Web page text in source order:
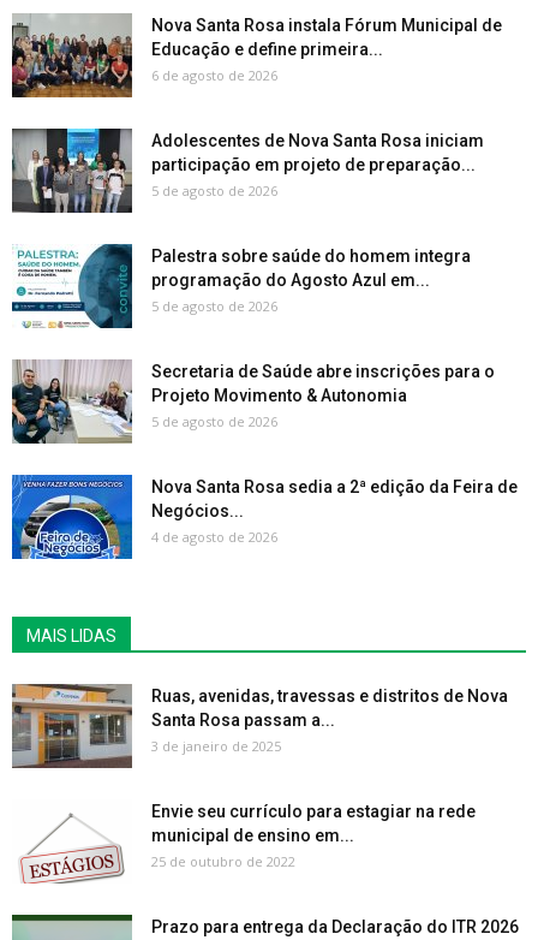
Nova Santa Rosa instala Fórum Municipal de
Educação e define primeira...
6 de agosto de 2026
Adolescentes de Nova Santa Rosa iniciam
participação em projeto de preparação...
5 de agosto de 2026
Palestra sobre saúde do homem integra
programação do Agosto Azul em...
5 de agosto de 2026
Secretaria de Saúde abre inscrições para o
Projeto Movimento & Autonomia
5 de agosto de 2026
Nova Santa Rosa sedia a 2ª edição da Feira de
Negócios...
4 de agosto de 2026
MAIS LIDAS
Ruas, avenidas, travessas e distritos de Nova
Santa Rosa passam a...
3 de janeiro de 2025
Envie seu currículo para estagiar na rede
municipal de ensino em...
25 de outubro de 2022
Prazo para entrega da Declaração do ITR 2026